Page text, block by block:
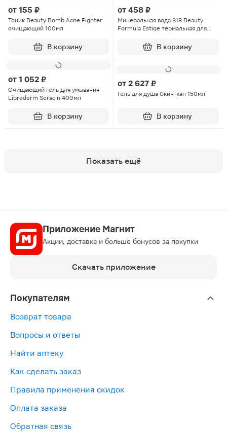
от 155 ₽
Тоник Beauty Bomb Acne Fighter
очищающий 100мл
В корзину
от 458 ₽
Минеральная вода 818 Beauty
Formula Estiqe термальная для
В корзину
от 1 052 ₽
Очищающий гель для умывания
Librederm Seracin 400мл
В корзину
от 2 627 ₽
Гель для душа Скин-кап 150мл
В корзину
Показать ещё
Приложение Магнит
Акции, доставка и больше бонусов за покупки
Скачать приложение
Покупателям
Возврат товара
Вопросы и ответы
Найти аптеку
Как сделать заказ
Правила применения скидок
Оплата заказа
Обратная связь